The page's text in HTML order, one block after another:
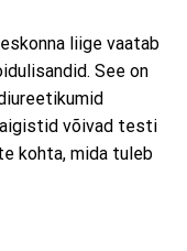
liige vaatab
See on
võivad testi
kohta, mida tuleb